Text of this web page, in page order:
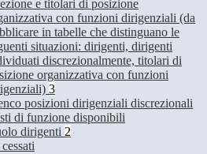
e titolari di posizione
con funzioni dirigenziali (da
in tabelle che distinguano le
situazioni: dirigenti, dirigenti
discrezionalmente, titolari di
organizzativa con funzioni
3
posizioni dirigenziali discrezionali
di funzione disponibili
dirigenti 2